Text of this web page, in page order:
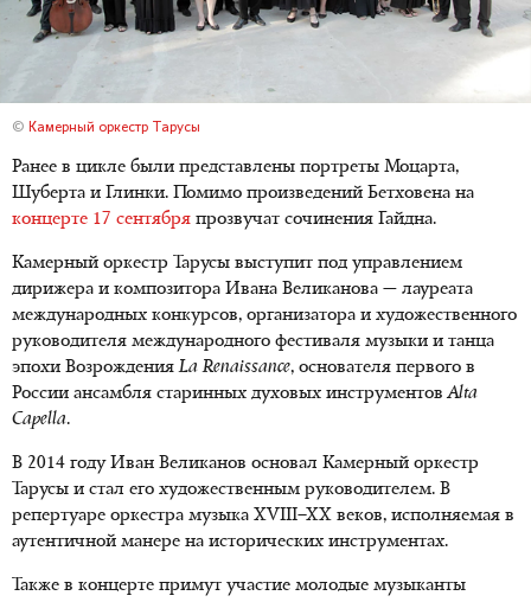
© Камерный оркестр Тарусы
Ранее в цикле были представлены портреты Моцарта,
Шуберта и Глинки. Помимо произведений Бетховена на
концерте 17 сентября прозвучат сочинения Гайдна.
Камерный оркестр Тарусы выступит под управлением
дирижера и композитора Ивана Великанова — лауреата
международных конкурсов, организатора и художественного
руководителя международного фестиваля музыки и танца
эпохи ВозрожденияLa Renaissance, основателя первого в
России ансамбля старинных духовых инструментовAlta
Capella.
В 2014 году Иван Великанов основал Камерный оркестр
Тарусы и стал его художественным руководителем. В
репертуаре оркестра музыка XVIII–XX веков, исполняемая в
аутентичной манере на исторических инструментах.
Также в концерте примут участие молодые музыканты